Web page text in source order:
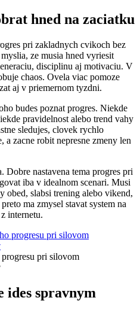
hned na zaciatku
pri zakladnych cvikoch bez
ze musia hned vyriesit
disciplinu aj motivaciu. V
chaos. Ovela viac pomoze
aj v priemernom tyzdni.
budes poznat progres. Niekde
pravidelnost alebo trend vahy
sledujes, clovek rychlo
a zacne robit nepresne zmeny len
Dobre nastavena tema progres pri
iba v idealnom scenari. Musi
obed, slabsi trening alebo vikend,
ma zmysel stavat system na
internetu.
pri silovom
ides spravnym